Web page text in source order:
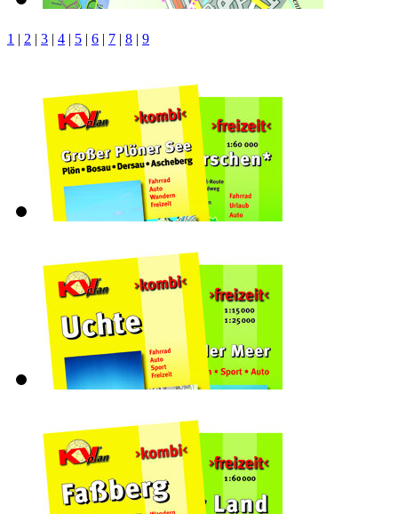
1 | 2 | 3 | 4 | 5 | 6 | 7 | 8 | 9